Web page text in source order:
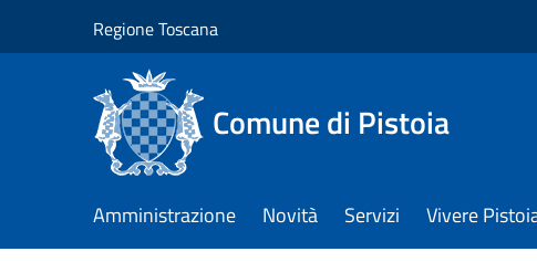
Regione Toscana
Comune di Pistoia
Amministrazione Novità Servizi Vivere